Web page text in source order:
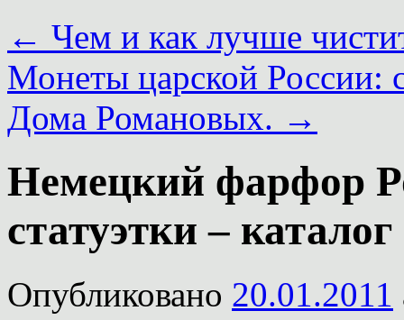
← Чем и как лучше
Монеты царской России:
Дома Романовых. →
Немецкий фарфор
статуэтки –
Опубликовано 20.01.2011